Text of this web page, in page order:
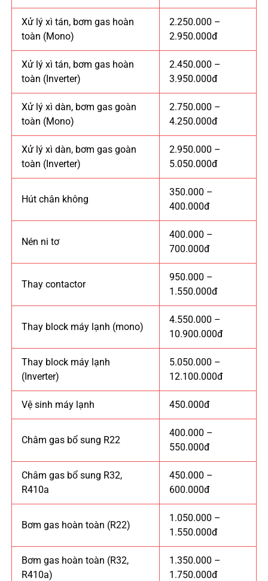
Xử lý xì tán, bơm gas hoàn
toàn (Mono)
2.250.000 –
2.950.000đ
Xử lý xì tán, bơm gas hoàn
toàn (Inverter)
2.450.000 –
3.950.000đ
Xử lý xì dàn, bơm gas goàn
toàn (Mono)
2.750.000 –
4.250.000đ
Xử lý xì dàn, bơm gas goàn
toàn (Inverter)
2.950.000 –
5.050.000đ
Hút chân không
350.000 –
400.000đ
Nén ni tơ
400.000 –
700.000đ
Thay contactor
950.000 –
1.550.000đ
Thay block máy lạnh (mono)
4.550.000 –
10.900.000đ
Thay block máy lạnh
(Inverter)
5.050.000 –
12.100.000đ
Vệ sinh máy lạnh 450.000đ
Châm gas bổ sung R22
400.000 –
550.000đ
Châm gas bổ sung R32,
R410a
450.000 –
600.000đ
Bơm gas hoàn toàn (R22)
1.050.000 –
1.550.000đ
Bơm gas hoàn toàn (R32,
R410a)
1.350.000 –
1.750.000đ